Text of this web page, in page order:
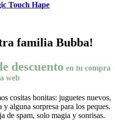
Touch Hape
familia Bubba!
descuento en tu compra
web
cositas bonitas: juguetes nuevos,
alguna sorpresa para los peques.
de spam, solo magia y sonrisas.